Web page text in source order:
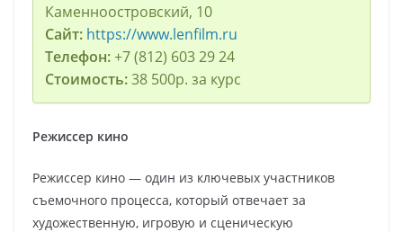
Каменноостровский, 10
Сайт: https://www.lenfilm.ru
Телефон:+7 (812) 603 29 24
Стоимость:38 500р. за курс
Режиссер кино
Режиссер кино — один из ключевых участников
съемочного процесса, который отвечает за
художественную, игровую и сценическую